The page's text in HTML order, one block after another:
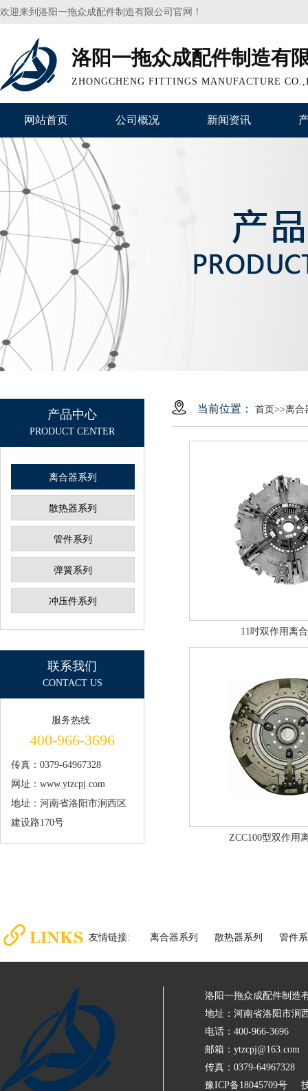
欢迎来到洛阳一拖众成配件制造有限公司官网！
洛阳一拖众成配件制造有
ZHONGCHENG FITTINGS MANUFACTURE
网站首页 公司概况 新闻资讯
产品中心
PRODUCT CENTER
离合器系列
散热器系列
管件系列
弹簧系列
冲压件系列
联系我们
CONTACT US
服务热线:
400-966-3696
传真：0379-64967328
网址：www.ytzcpj.com
地址：河南省洛阳市涧西区
建设路170号
当前位置： 首页>>离合
11吋双作用离
ZCC100型双作用
友情链接: 离合器系列 散热器系列 管件
洛阳一拖众成配件制造
地址：河南省洛阳市涧
电话：400-966-3696
邮箱：ytzcpj@163.com
传真：0379-64967328
豫ICP备18045709号 技